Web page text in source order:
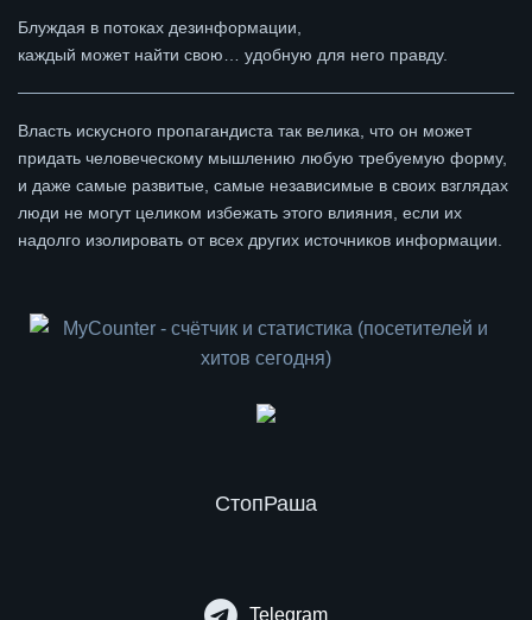
Блуждая в потоках дезинформации,
каждый может найти свою… удобную для него правду.
Власть искусного пропагандиста так велика, что он может
придать человеческому мышлению любую требуемую форму,
и даже самые развитые, самые независимые в своих взглядах
люди не могут целиком избежать этого влияния, если их
надолго изолировать от всех других источников информации.
СтопРаша
Telegram